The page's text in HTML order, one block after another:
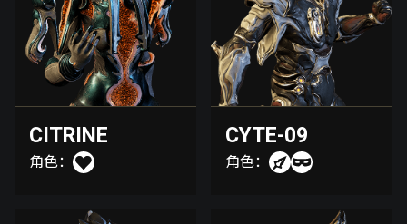
CITRINE
角色：
CYTE-09
角色：